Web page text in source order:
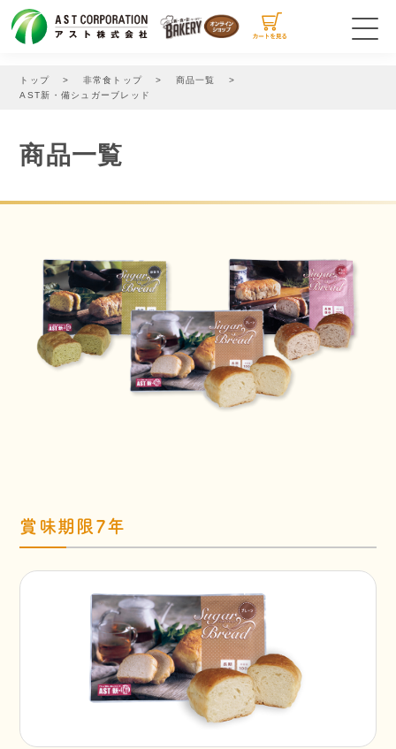
商品一覧
お問い合わせ
トップ 非常食トップ
商品一覧
AST新・備シュガーブレッド
商品一覧
賞味期限7年